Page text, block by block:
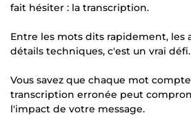
fait hésiter : la transcription.
Entre les mots dits rapidement, les
détails techniques, c'est un vrai défi.
Vous savez que chaque mot
transcription erronée peut
l'impact de votre message.